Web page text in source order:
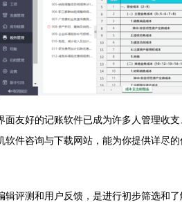
友好的记账软件已成为许多人管理收
件咨询与下载网站，能为你提供详尽
评测和用户反馈，是进行初步筛选和了